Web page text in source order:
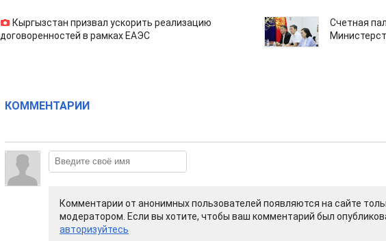
Кыргызстан призвал ускорить реализацию
договоренностей в рамках ЕАЭС
Счетная
КОММЕНТАРИИ
Комментарии от анонимных пользователей появляются на сайте
модератором. Если вы хотите, чтобы ваш комментарий был
авторизуйтесь